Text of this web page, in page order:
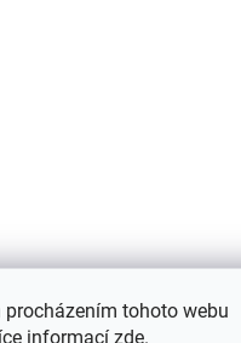
tohoto webu
informací zde.